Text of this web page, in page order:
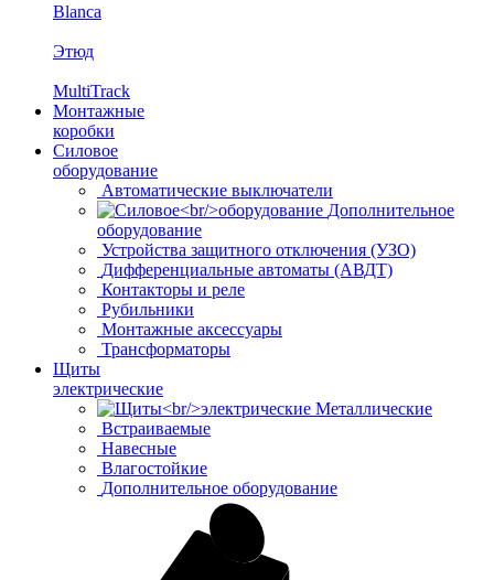
Blanca
Этюд
MultiTrack
Монтажные
коробки
Силовое
оборудование
Автоматические выключатели
Дополнительное
оборудование
Устройства защитного отключения (УЗО)
Дифференциальные автоматы (АВДТ)
Контакторы и реле
Рубильники
Монтажные аксессуары
Трансформаторы
Щиты
электрические
Металлические
Встраиваемые
Навесные
Влагостойкие
Дополнительное оборудование